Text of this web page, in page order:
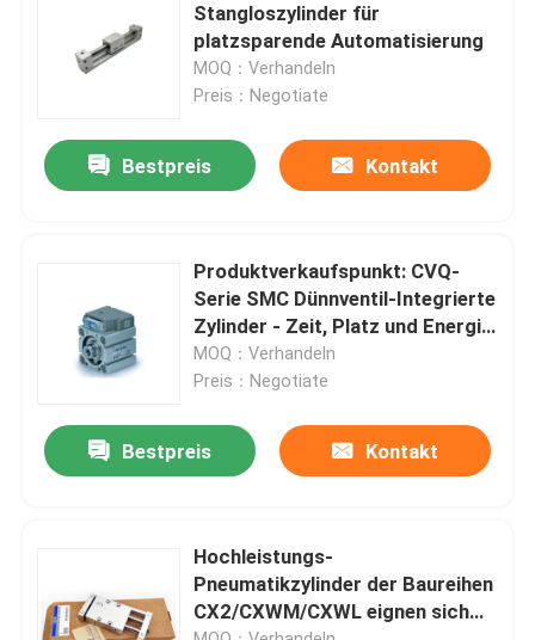
Fabrik Tour
Kontakt
Bürodrucker
Elektronische Komponenten
Ballschraubgetriebe
Stangloszylinder für
platzsparende Automatisierung
MOQ：Verhandeln
Preis：Negotiate
Bestpreis Kontakt
Produktverkaufspunkt: CVQ-
Serie SMC Dünnventil-Integrierte
Zylinder - Zeit, Platz und Energie
sparen
MOQ：Verhandeln
Preis：Negotiate
Bestpreis Kontakt
Hochleistungs-
Pneumatikzylinder der Baureihen
CX2/CXWM/CXWL eignen sich